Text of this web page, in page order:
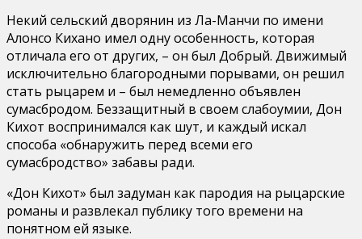
Некий сельский дворянин из Ла-Манчи по имени
Алонсо Кихано имел одну особенность, которая
отличала его от других, – он был Добрый. Движимый
исключительно благородными порывами, он решил
стать рыцарем и – был немедленно объявлен
сумасбродом. Беззащитный в своем слабоумии, Дон
Кихот воспринимался как шут, и каждый искал
способа «обнаружить перед всеми его
сумасбродство» забавы ради.
«Дон Кихот» был задуман как пародия на рыцарские
романы и развлекал публику того времени на
понятном ей языке.